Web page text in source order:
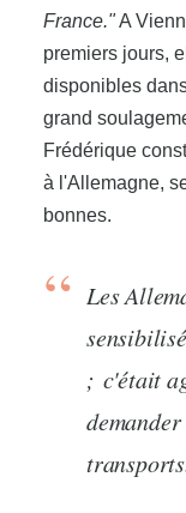
France."A
premiers jours,
disponibles
grand
Frédérique
à l'Allemagne,
bonnes.
Les
; c'était